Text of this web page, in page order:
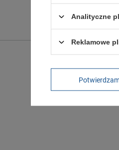
Analityczne
Reklamowe